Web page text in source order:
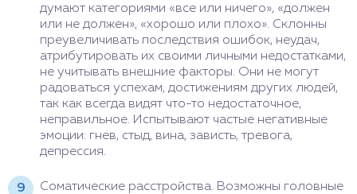
думают категориями «все или ничего», «должен
или не должен», «хорошо или плохо». Склонны
преувеличивать последствия ошибок, неудач,
атрибутировать их своими личными недостатками,
не учитывать внешние факторы. Они не могут
радоваться успехам, достижениям других людей,
так как всегда видят что-то недостаточное,
неправильное. Испытывают частые негативные
эмоции: гнев, стыд, вина, зависть, тревога,
депрессия.
Соматические расстройства. Возможны головные